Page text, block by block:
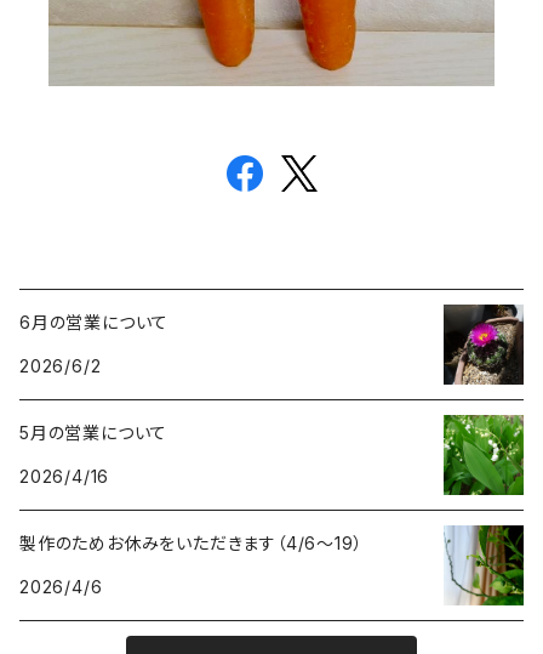
6月の営業について
2026/6/2
5月の営業について
2026/4/16
製作のためお休みをいただきます（4/6〜19）
2026/4/6